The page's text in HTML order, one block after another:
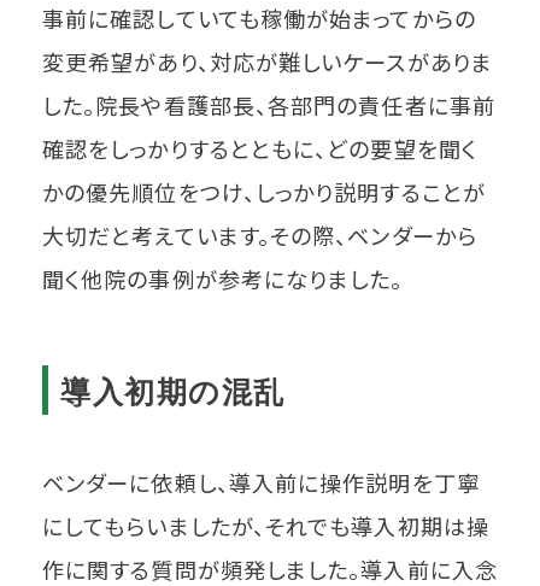
事前に確認していても稼働が始まってからの
変更希望があり、対応が難しいケースがありま
した。院長や看護部長、各部門の責任者に事前
確認をしっかりするとともに、どの要望を聞く
かの優先順位をつけ、しっかり説明することが
大切だと考えています。その際、ベンダーから
聞く他院の事例が参考になりました。
導入初期の混乱
ベンダーに依頼し、導入前に操作説明を丁寧
にしてもらいましたが、それでも導入初期は操
作に関する質問が頻発しました。導入前に入念